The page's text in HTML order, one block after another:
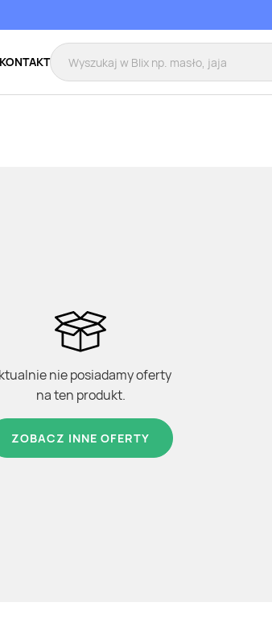
KONTAKT
nie posiadamy oferty
na ten produkt.
ZOBACZ INNE OFERTY